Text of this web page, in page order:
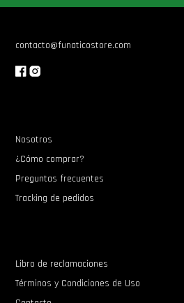
Star Wars Oferta
contacto@funaticostore.com
Nosotros
¿Cómo comprar?
Preguntas frecuentes
Tracking de pedidos
Libro de reclamaciones
Términos y Condiciones de Uso